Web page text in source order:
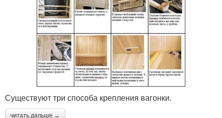
Существуют три способа крепления вагонки.
читать дальше →